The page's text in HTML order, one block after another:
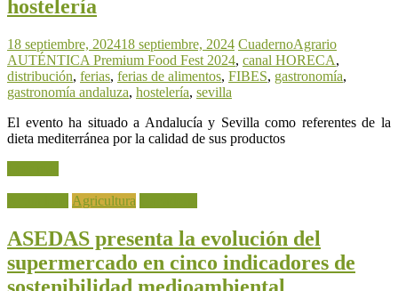
hostelería
18 septiembre, 202418 septiembre, 2024 CuadernoAgrario
AUTÉNTICA Premium Food Fest 2024, canal HORECA,
distribución, ferias, ferias de alimentos, FIBES, gastronomía,
gastronomía andaluza, hostelería, sevilla
El evento ha situado a Andalucía y Sevilla como referentes de la
dieta mediterránea por la calidad de sus productos
Agricultura
ASEDAS presenta la evolución del
supermercado en cinco indicadores de
sostenibilidad medioambiental